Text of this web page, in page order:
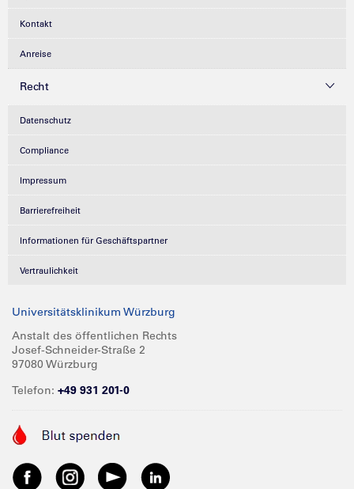
Kontakt
Anreise
Recht
Datenschutz
Compliance
Impressum
Barrierefreiheit
Informationen für Geschäftspartner
Vertraulichkeit
Universitätsklinikum Würzburg
Anstalt des öffentlichen Rechts
Josef-Schneider-Straße 2
97080 Würzburg
Telefon: +49 931 201-0